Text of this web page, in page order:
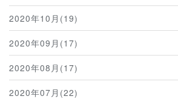
2020年10月(19)
2020年09月(17)
2020年08月(17)
2020年07月(22)